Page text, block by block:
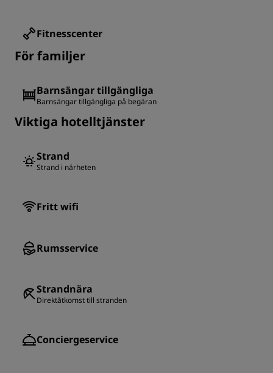
Fitnesscenter
För familjer
Barnsängar tillgängliga
Barnsängar tillgängliga på begäran
Viktiga hotelltjänster
Strand
Strand i närheten
Fritt wifi
Rumsservice
Strandnära
Direktåtkomst till stranden
Conciergeservice